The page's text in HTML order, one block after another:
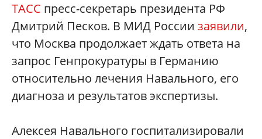
ТАСС пресс-секретарь президента РФ
Дмитрий Песков. В МИД России заявили,
что Москва продолжает ждать ответа на
запрос Генпрокуратуры в Германию
относительно лечения Навального, его
диагноза и результатов экспертизы.
Алексея Навального госпитализировали